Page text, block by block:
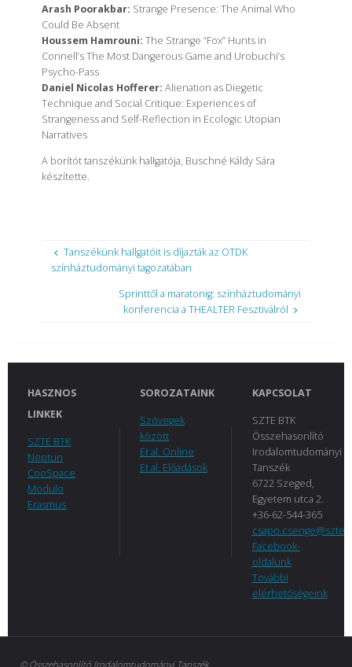
Arash Poorakbar: Strange Presence: The Animal Who
Could Be Absent
Houssem Hamrouni: The Strange “Fox” Hunts in
Connell’s The Most Dangerous Game and Urobuchi’s
Psycho-Pass
Daniel Nicolas Hofferer: Alienation as Diegetic
Technique and Social Critique: Experiences of
Strangeness and Self-Reflection in Ecologic Utopian
Narratives
A borítót tanszékünk hallgatója, Buschné Káldy Sára
készítette.
Tanszékünk hallgatóit is díjazták az OTDK
színháztudományi tagozatában
Sprinttől a maratonig: színháztudományi
konferencia a THEALTER Fesztiválról
HASZNOS
LINKEK
SZTE BTK
Neptun
CooSpace
Modulo
Erasmus
SOROZATAINK
Szövegek
között
Et al. Online
Et al. Előadások
KAPCSOLAT
SZTE BTK
Összehasonlító
Irodalomtudományi
Tanszék
6722 Szeged,
Egyetem utca 2.
+36-62-544-365
Facebook-
oldalunk
További
elérhetőségeink
© Összehasonlító Irodalomtudományi Tanszék